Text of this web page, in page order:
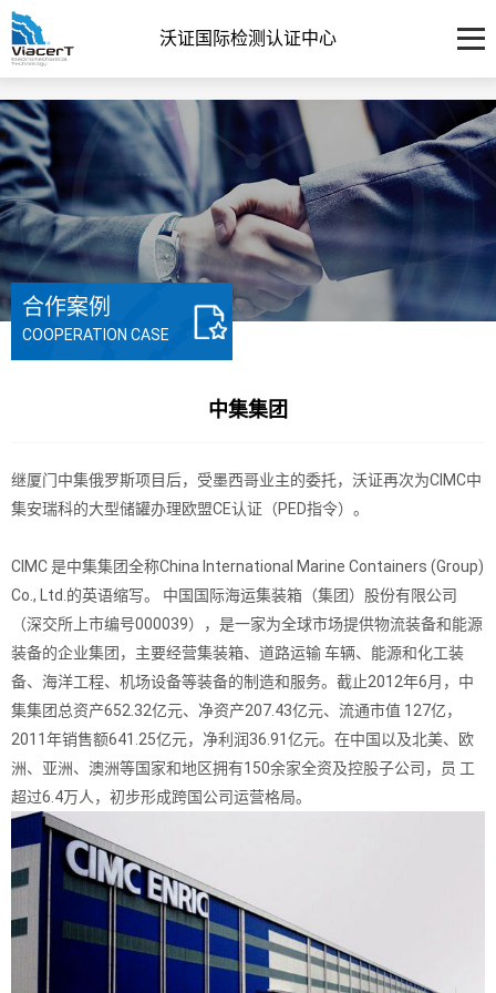
沃证国际检测认证中心
合作案例
COOPERATION CASE
中集集团
继厦门中集俄罗斯项目后，受墨西哥业主的委托，沃证再次为CIMC中
集安瑞科的大型储罐办理欧盟CE认证（PED指令）。
CIMC 是中集集团全称China International Marine Containers (Group)
Co., Ltd.的英语缩写。 中国国际海运集装箱（集团）股份有限公司
（深交所上市编号000039），是一家为全球市场提供物流装备和能源
装备的企业集团，主要经营集装箱、道路运输 车辆、能源和化工装
备、海洋工程、机场设备等装备的制造和服务。截止2012年6月，中
集集团总资产652.32亿元、净资产207.43亿元、流通市值 127亿，
2011年销售额641.25亿元，净利润36.91亿元。在中国以及北美、欧
洲、亚洲、澳洲等国家和地区拥有150余家全资及控股子公司，员 工
超过6.4万人，初步形成跨国公司运营格局。